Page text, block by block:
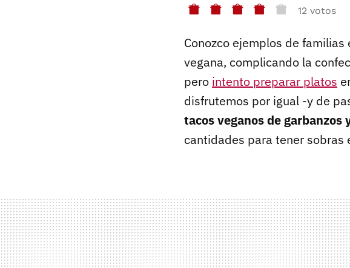
12 votos
Conozco ejemplos de
vegana, complicando la
pero intento preparar platos
disfrutemos por igual -y de
tacos veganos de garbanzos
cantidades para tener sobras